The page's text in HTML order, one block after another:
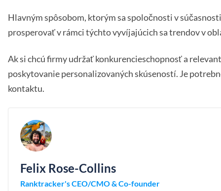
Hlavným spôsobom, ktorým sa spoločnosti v
prosperovať v rámci týchto vyvíjajúcich sa trendov v
Ak si chcú firmy udržať konkurencieschopnosť a
poskytovanie personalizovaných skúseností. Je
kontaktu.
Felix Rose-Collins
Ranktracker's CEO/CMO & Co-founder